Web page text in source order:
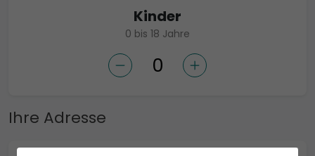
Kinder
0 bis 18 Jahre
Ihre Adresse